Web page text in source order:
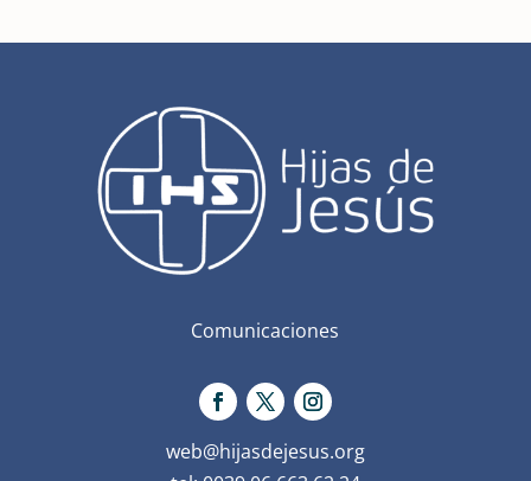
Comunicaciones
web@hijasdejesus.org